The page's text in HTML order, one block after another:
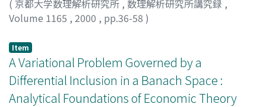
( 京都大学数理解析研究所 , 数理解析研究所講究録 ,
Volume 1165 , 2000 , pp.36-58 )
ロウ
Item
A Variational Problem Governed by a
Differential Inclusion in a Banach Space :
Analytical Foundations of Economic Theory